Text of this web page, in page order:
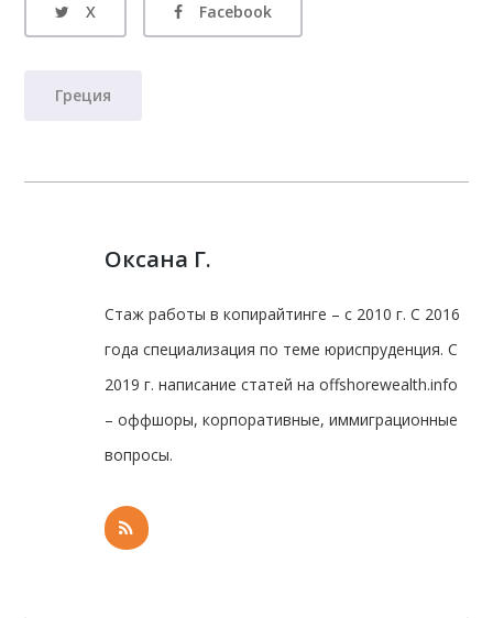
X Facebook
Греция
Оксана Г.
Стаж работы в копирайтинге – с 2010 г. С 2016
года специализация по теме юриспруденция. С
2019 г. написание статей на offshorewealth.info
– оффшоры, корпоративные, иммиграционные
вопросы.